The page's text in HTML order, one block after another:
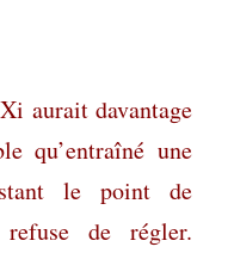
aurait davantage
qu’entraîné une
le point de
de régler.